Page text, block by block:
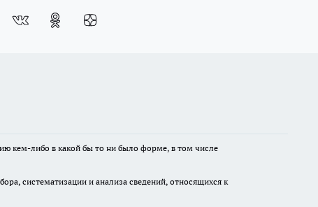
кем-либо в какой бы то ни было форме, в том числе
систематизации и анализа сведений, относящихся к